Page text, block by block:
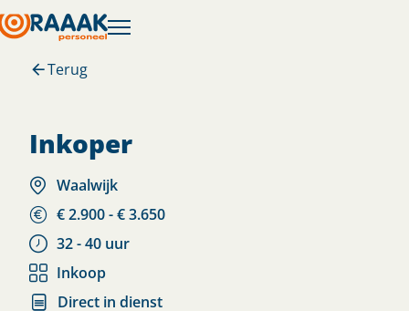
Terug
inkoper
Waalwijk
€ 2.900 - € 3.650
32 - 40 uur
Inkoop
Direct in dienst